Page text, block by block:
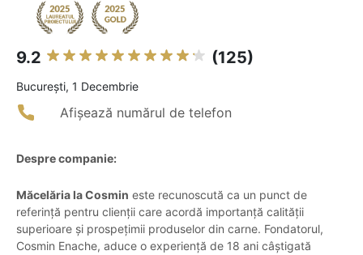
9.2 (125)
Bucureşti, 1 Decembrie
Afișează numărul de telefon
Despre companie:
Măcelăria la Cosmin este recunoscută ca un punct de
referință pentru clienții care acordă importanță calității
superioare și prospețimii produselor din carne. Fondatorul,
Cosmin Enache, aduce o experiență de 18 ani câștigată